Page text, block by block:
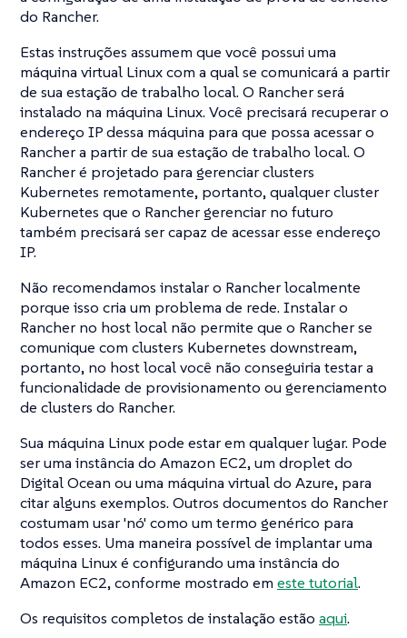
do Rancher.
Estas instruções assumem que você possui uma
máquina virtual Linux com a qual se comunicará a partir
de sua estação de trabalho local. O Rancher será
instalado na máquina Linux. Você precisará recuperar o
endereço IP dessa máquina para que possa acessar o
Rancher a partir de sua estação de trabalho local. O
Rancher é projetado para gerenciar clusters
Kubernetes remotamente, portanto, qualquer cluster
Kubernetes que o Rancher gerenciar no futuro
também precisará ser capaz de acessar esse endereço
IP.
Não recomendamos instalar o Rancher localmente
porque isso cria um problema de rede. Instalar o
Rancher no host local não permite que o Rancher se
comunique com clusters Kubernetes downstream,
portanto, no host local você não conseguiria testar a
funcionalidade de provisionamento ou gerenciamento
de clusters do Rancher.
Sua máquina Linux pode estar em qualquer lugar. Pode
ser uma instância do Amazon EC2, um droplet do
Digital Ocean ou uma máquina virtual do Azure, para
citar alguns exemplos. Outros documentos do Rancher
costumam usar 'nó' como um termo genérico para
todos esses. Uma maneira possível de implantar uma
máquina Linux é configurando uma instância do
Amazon EC2, conforme mostrado em este tutorial.
Os requisitos completos de instalação estão aqui.